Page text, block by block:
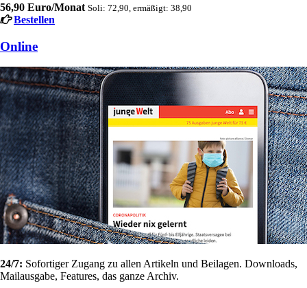
56,90 Euro/Monat Soli: 72,90, ermäßigt: 38,90
Bestellen
Online
24/7: Sofortiger Zugang zu allen Artikeln und Beilagen. Downloads,
Mailausgabe, Features, das ganze Archiv.